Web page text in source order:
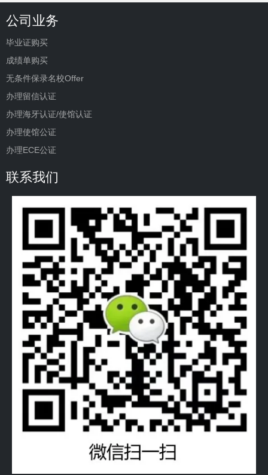
公司业务
毕业证购买
成绩单购买
无条件保录名校Offer
办理留信认证
办理海牙认证/使馆认证
办理使馆公证
办理ECE公证
联系我们